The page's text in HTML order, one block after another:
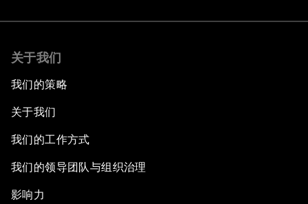
关于我们
我们的策略
关于我们
我们的工作方式
我们的领导团队与组织治理
影响力